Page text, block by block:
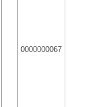
0000000067